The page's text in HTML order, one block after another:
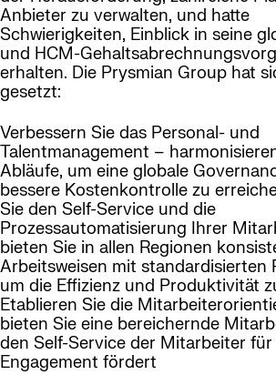
Anbieter zu verwalten, und hatte
Schwierigkeiten, Einblick in seine
und HCM-
erhalten. Die Prysmian Group hat
gesetzt:
Verbessern Sie das Personal- und
Talentmanagement –
Abläufe, um eine globale
bessere Kostenkontrolle zu
Sie den Self-Service und die
Prozessautomatisierung Ihrer
bieten Sie in allen Regionen
Arbeitsweisen mit standardisierten
um die Effizienz und Produktivität
Etablieren Sie die
bieten Sie eine bereichernde
den Self-Service der Mitarbeiter für
Engagement fördert